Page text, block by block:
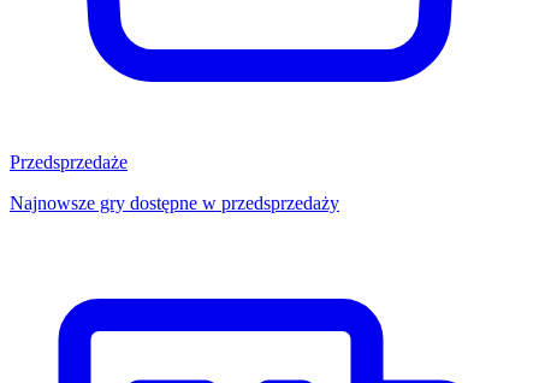
Przedsprzedaże
Najnowsze gry dostępne w przedsprzedaży